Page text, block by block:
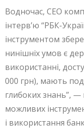
Водночас, CEO
інтервʼю “РБК-
інструментом
нинішніх умов є
використанні,
000 грн), мають
глибоких знань”,
можливих
і використання